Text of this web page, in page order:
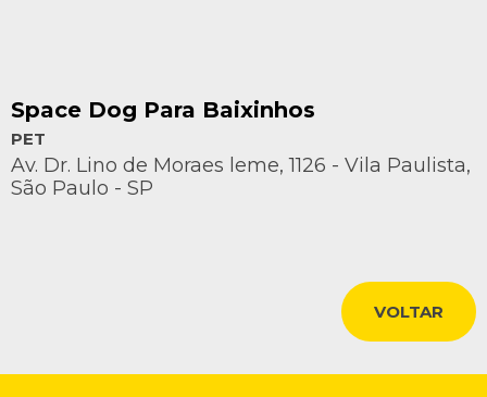
Space Dog Para Baixinhos
PET
Av. Dr. Lino de Moraes leme, 1126 - Vila Paulista,
São Paulo - SP
VOLTAR